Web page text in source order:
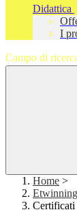
Didattica
I
Campo di
Home >
Etwinning